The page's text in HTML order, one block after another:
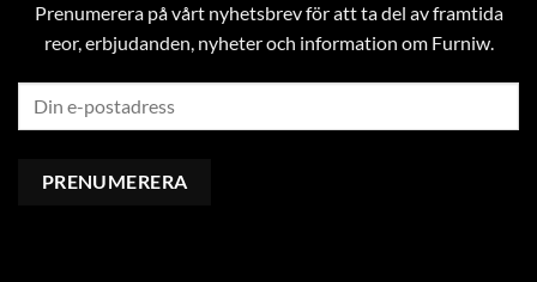
Prenumerera på vårt nyhetsbrev för att ta del av framtida
reor, erbjudanden, nyheter och information om Furniw.